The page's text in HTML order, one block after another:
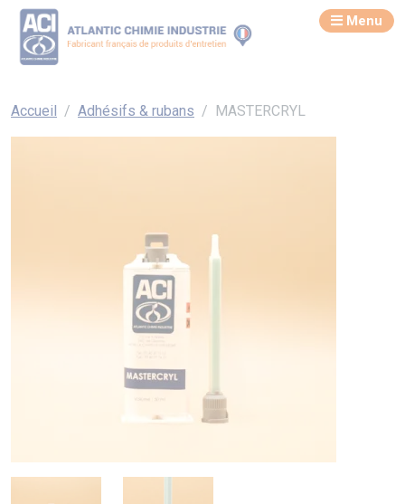
Menu
Accueil Adhésifs & rubans MASTERCRYL